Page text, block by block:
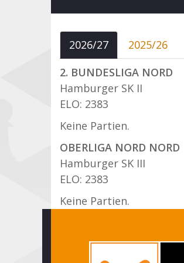
2026/27 2025/26
2. BUNDESLIGA NORD
Hamburger SK II
ELO: 2383
Keine Partien.
OBERLIGA NORD NORD
Hamburger SK III
ELO: 2383
Keine Partien.